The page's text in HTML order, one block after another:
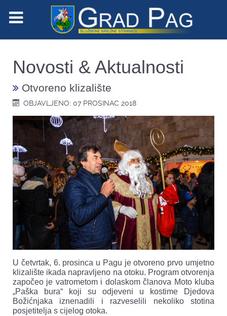
Novosti & Aktualnosti
Otvoreno klizalište
OBJAVLJENO: 07 PROSINAC 2018
U četvrtak, 6. prosinca u Pagu je otvoreno prvo umjetno
klizalište ikada napravljeno na otoku. Program otvorenja
započeo je vatrometom i dolaskom članova Moto kluba
„Paška bura“ koji su odjeveni u kostime Djedova
Božićnjaka iznenadili i razveselili nekoliko stotina
posjetitelja s cijelog otoka.